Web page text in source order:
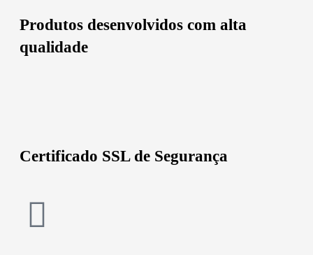
Produtos desenvolvidos com alta
qualidade
Certificado SSL de Segurança